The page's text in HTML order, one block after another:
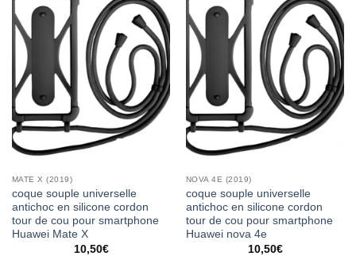
MATE X (2019)
coque souple universelle
antichoc en silicone cordon
tour de cou pour smartphone
Huawei Mate X
10,50€
NOVA 4E (2019)
coque souple universelle
antichoc en silicone cordon
tour de cou pour smartphone
Huawei nova 4e
10,50€